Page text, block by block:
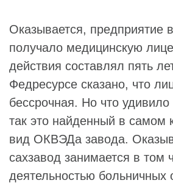
Оказывается, предприятие
получало медицинскую
действия составлял пять
Федресурсе сказано, что
бессрочная. Но что
так это найденный в самом
вид ОКВЭДа завода.
сахзавод занимается в том
деятельностью больничных